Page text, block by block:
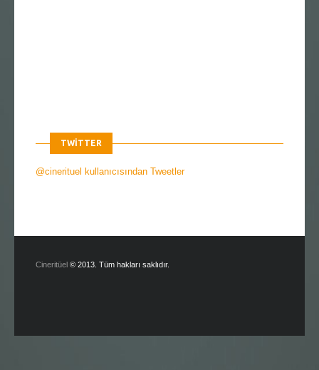
TWITTER
@cinerituel kullanıcısından Tweetler
Cineritüel © 2013. Tüm hakları saklıdır.